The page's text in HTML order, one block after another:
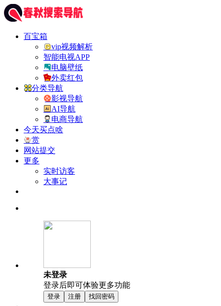
百宝箱
vip视频解析
智能电视APP
电脑壁纸
外卖红包
分类导航
影视导航
AI导航
电商导航
今天买点啥
赏
网站提交
更多
实时访客
大事记
未登录
登录后即可体验更多功能
登录 注册 找回密码